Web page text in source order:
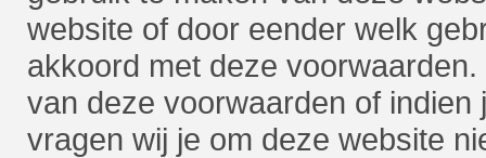
website of door eender welk
akkoord met deze
van deze voorwaarden of
vragen wij je om deze website